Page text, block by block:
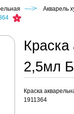
Акварель
Краска
2,5мл
Краска
1911364